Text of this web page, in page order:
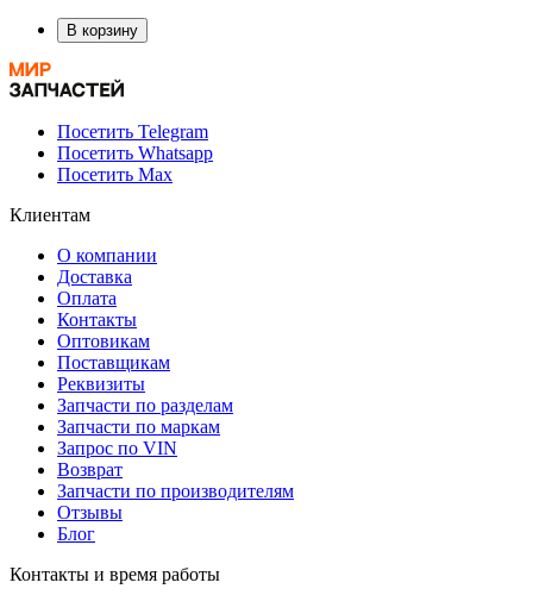
В корзину
Посетить Telegram
Посетить Whatsapp
Посетить Max
Клиентам
О компании
Доставка
Оплата
Контакты
Оптовикам
Поставщикам
Реквизиты
Запчасти по разделам
Запчасти по маркам
Запрос по VIN
Возврат
Запчасти по производителям
Отзывы
Блог
Контакты и время работы